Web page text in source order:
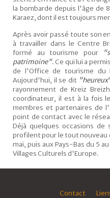
la bombarde depuis l'âge de
Karaez, dont il est toujours
Après avoir passé toute son
à travailler dans le Centre
formé au tourisme pour
patrimoine". Ce qui lui a
de l'Office de tourisme du
Aujourd'hui, il se dit "heureux
rayonnement de Kreiz
coordinateur, il est à la fois
membres et partenaires de
point de contact avec le
Déjà quelques occasions
profilent pour le tout nouveau
mai, puis aux Pays-Bas du 5
Villages Culturels d'Europe.
Contact